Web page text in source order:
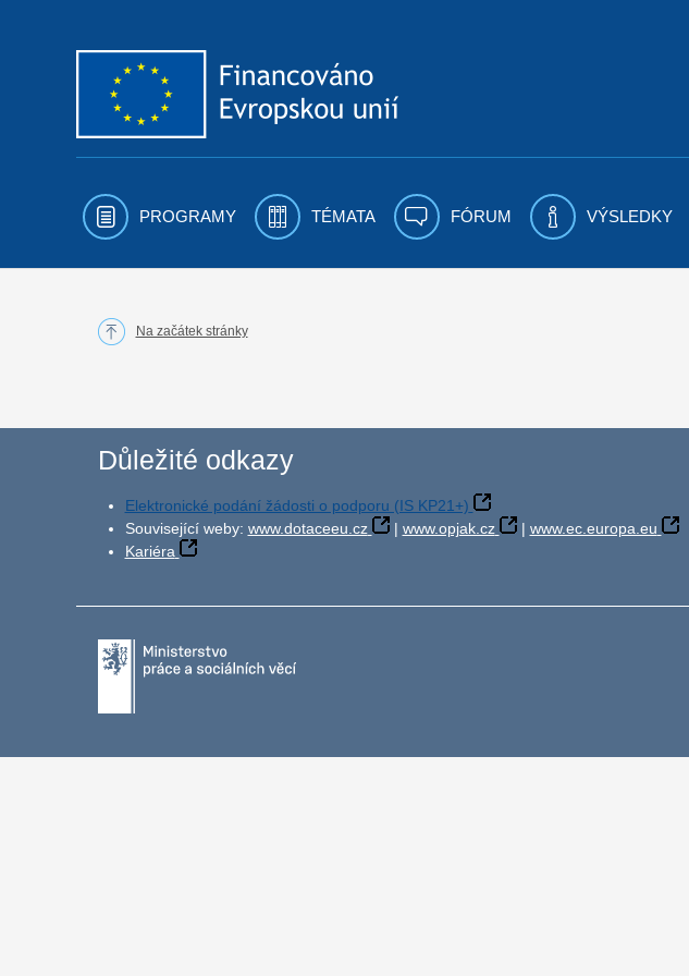
PROGRAMY TÉMATA FÓRUM VÝSLEDKY
Na začátek stránky
Důležité odkazy
Elektronické podání žádosti o podporu (IS KP21+)
Související weby: www.dotaceeu.cz | www.opjak.cz | www.ec.europa.eu
Kariéra